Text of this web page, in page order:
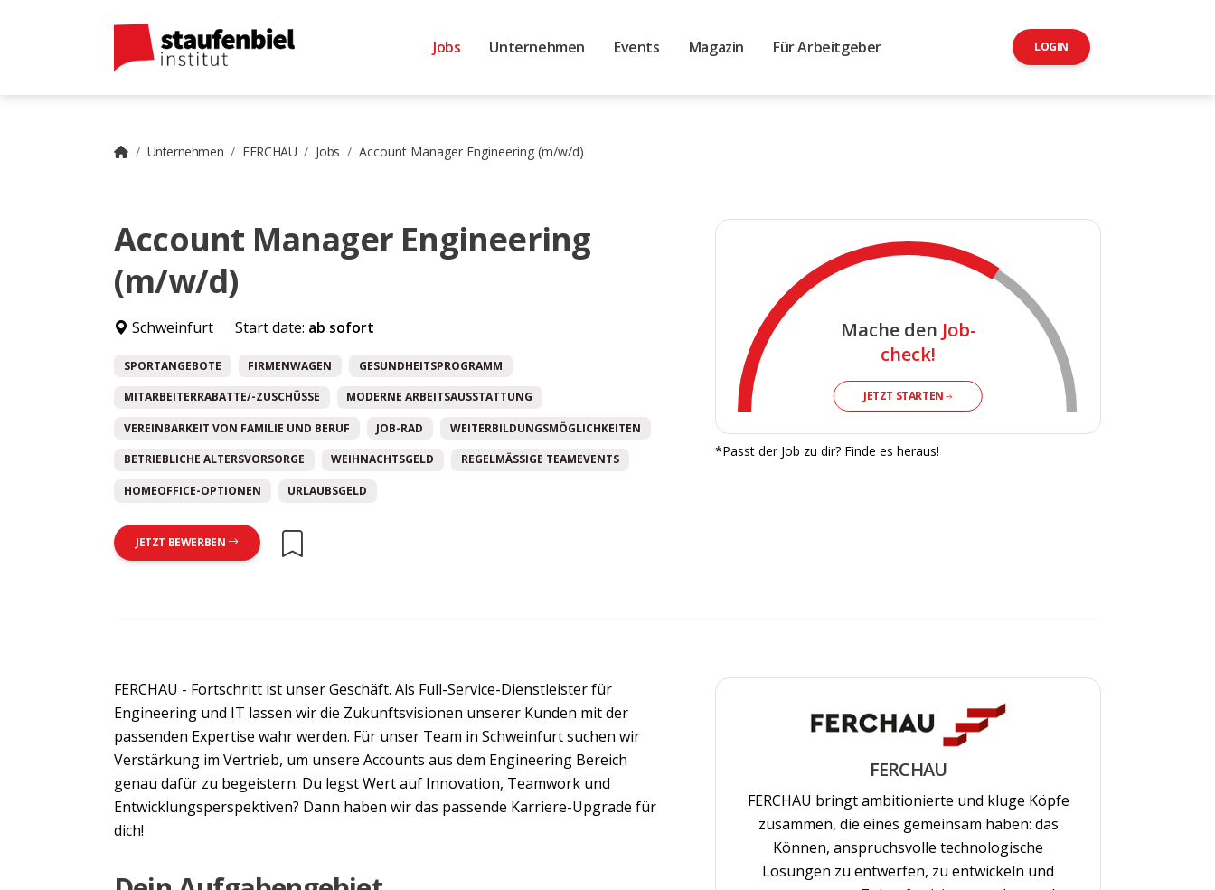
Jobs Unternehmen Events Magazin Für Arbeitgeber LOGIN
Unternehmen FERCHAU Jobs Account Manager Engineering (m/w/d)
Account Manager Engineering
(m/w/d)
Schweinfurt Start date: ab sofort
SPORTANGEBOTE FIRMENWAGEN GESUNDHEITSPROGRAMM
MITARBEITERRABATTE/-ZUSCHÜSSE MODERNE ARBEITSAUSSTATTUNG
VEREINBARKEIT VON FAMILIE UND BERUF JOB-RAD WEITERBILDUNGSMÖGLICHKEITEN
BETRIEBLICHE ALTERSVORSORGE WEIHNACHTSGELD REGELMÄSSIGE TEAMEVENTS
HOMEOFFICE-OPTIONEN URLAUBSGELD
JETZT BEWERBEN
Mache den Job-
check!
JETZT STARTEN
*Passt der Job zu dir? Finde es heraus!
FERCHAU - Fortschritt ist unser Geschäft. Als Full-Service-Dienstleister für
Engineering und IT lassen wir die Zukunftsvisionen unserer Kunden mit der
passenden Expertise wahr werden. Für unser Team in Schweinfurt suchen wir
Verstärkung im Vertrieb, um unsere Accounts aus dem Engineering Bereich
genau dafür zu begeistern. Du legst Wert auf Innovation, Teamwork und
Entwicklungsperspektiven? Dann haben wir das passende Karriere-Upgrade für
dich!
FERCHAU
FERCHAU bringt ambitionierte und kluge Köpfe
zusammen, die eines gemeinsam haben: das
Können, anspruchsvolle technologische
Lösungen zu entwerfen, zu entwickeln und